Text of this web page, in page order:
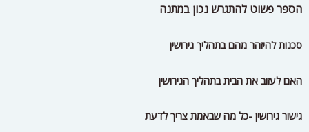
הספר פשוט להתגרש נכון במתנה
סכנות להיזהר מהם בתהליך גירושין
האם לעזוב את הבית בתהליך הגירושין
גישור גירושין -כל מה שבאמת צריך לדעת